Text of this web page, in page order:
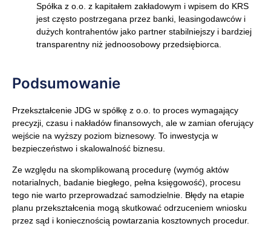
Spółka z o.o. z kapitałem zakładowym i wpisem do KRS
jest często postrzegana przez banki, leasingodawców i
dużych kontrahentów jako partner stabilniejszy i bardziej
transparentny niż jednoosobowy przedsiębiorca.
Podsumowanie
Przekształcenie JDG w spółkę z o.o. to proces wymagający
precyzji, czasu i nakładów finansowych, ale w zamian oferujący
wejście na wyższy poziom biznesowy. To inwestycja w
bezpieczeństwo i skalowalność biznesu.
Ze względu na skomplikowaną procedurę (wymóg aktów
notarialnych, badanie biegłego, pełna księgowość), procesu
tego nie warto przeprowadzać samodzielnie. Błędy na etapie
planu przekształcenia mogą skutkować odrzuceniem wniosku
przez sąd i koniecznością powtarzania kosztownych procedur.